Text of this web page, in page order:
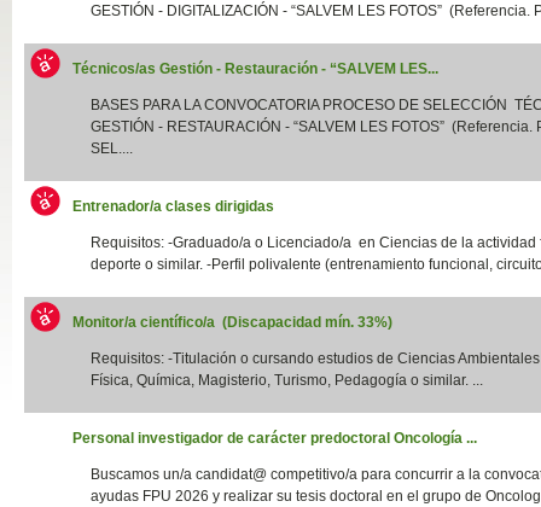
GESTIÓN - DIGITALIZACIÓN - “SALVEM LES FOTOS” (Referencia.
Técnicos/as Gestión - Restauración - “SALVEM LES...
BASES PARA LA CONVOCATORIA PROCESO DE SELECCIÓN
GESTIÓN - RESTAURACIÓN - “SALVEM LES FOTOS” (Referencia.
SEL....
Entrenador/a clases dirigidas
Requisitos: -Graduado/a o Licenciado/a en Ciencias de la actividad
deporte o similar. -Perfil polivalente (entrenamiento funcional,
Monitor/a científico/a (Discapacidad mín. 33%)
Requisitos: -Titulación o cursando estudios de Ciencias
Física, Química, Magisterio, Turismo, Pedagogía o similar. ...
Personal investigador de carácter predoctoral Oncología ...
Buscamos un/a candidat@ competitivo/a para concurrir a la
ayudas FPU 2026 y realizar su tesis doctoral en el grupo de